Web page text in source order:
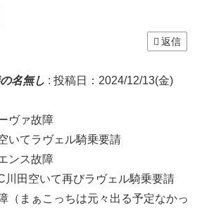
返信
名無し : 投稿日：2024/12/13(金)
ヴァ故障
いてラヴェル騎乗要請
ンス故障
田空いて再びラヴェル騎乗要請
（まぁこっちは元々出る予定なかっ